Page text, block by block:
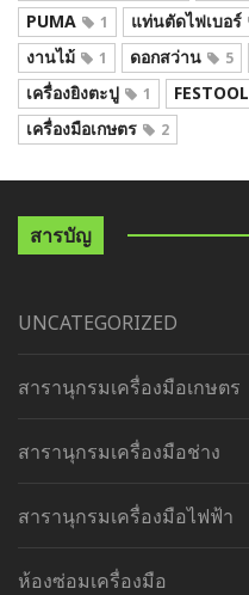
PUMA 1 แท่นตัดไฟเบอร์
งานไม้ 1 ดอกสว่าน 5
เครื่องยิงตะปู 1 FESTOOL
เครื่องมือเกษตร 2
สารบัญ
UNCATEGORIZED
สารานุกรมเครื่องมือเกษตร
สารานุกรมเครื่องมือช่าง
สารานุกรมเครื่องมือไฟฟ้า
ห้องซ่อมเครื่องมือ